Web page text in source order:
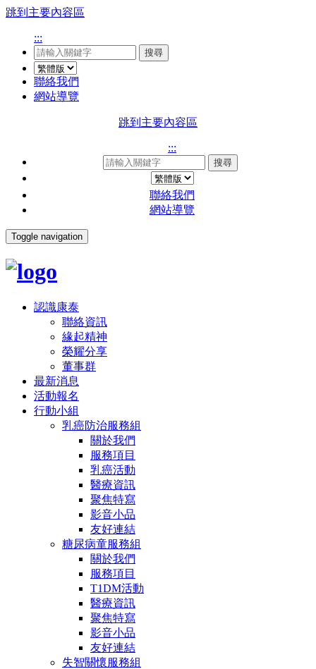
跳到主要內容區
:::
搜尋
聯絡我們
網站導覽
跳到主要內容區
:::
搜尋
聯絡我們
網站導覽
Toggle navigation
認識康泰
聯絡資訊
緣起精神
榮耀分享
董事群
最新消息
活動報名
行動小組
乳癌防治服務組
關於我們
服務項目
乳癌活動
醫療資訊
聚焦特寫
影音小品
友好連結
糖尿病童服務組
關於我們
服務項目
T1DM活動
醫療資訊
聚焦特寫
影音小品
友好連結
失智關懷服務組